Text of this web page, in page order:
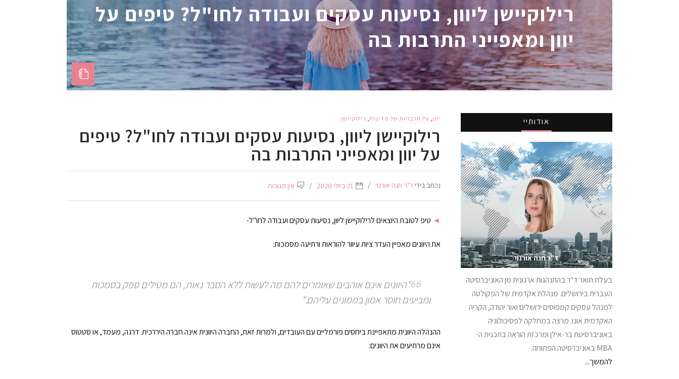
רילוקיישן ליוון, נסיעות עסקים ועבודה לחו"ל? טיפים על
יוון ומאפייני התרבות בה
יוון, על תרבויות של מדינות, רילוקיישן
רילוקיישן ליוון, נסיעות עסקים ועבודה לחו"ל? טיפים
על יוון ומאפייני התרבות בה
נכתב בידיד"ר חנה אורנוי 21 ביולי 2020 אין תגובות
◄ טיפ לטובת היוצאים לרילוקיישן ליוון, נסיעות עסקים ועבודה לחו"ל-
את היוונים מאפיין העדר ציות עיוור להוראות ורתיעה מסמכות:
"היוונים אינם אוהבים שאומרים להם מה לעשות ללא הסבר נאות, הם מטילים ספק בסמכות
ומביעים חוסר אמון בממונים עליהם."
ההנהלה היוונית מתאפיינת ביחסים פורמליים עם העובדים, ולמרות זאת, החברה היוונית אינה חברה היררכית. דרגה, מעמד, או סטטוס
אינם מרתיעים את היוונים:
אודותיי
ד"ר חנה אורנוי
בעלת תואר ד"ר בהתנהגות ארגונית מן האוניברסיטה
העברית בירושלים. מנהלת אקדמית של הפקולטה
למנהל עסקים קמפוסים ירושלים ואור יהודה, הקריה
האקדמית אונו. מרצה במחלקה לפסיכולוגיה
באוניברסיטת בר-אילן ומרכזת הוראה בתכנית ה-
MBA באוניברסיטה הפתוחה.
להמשך...